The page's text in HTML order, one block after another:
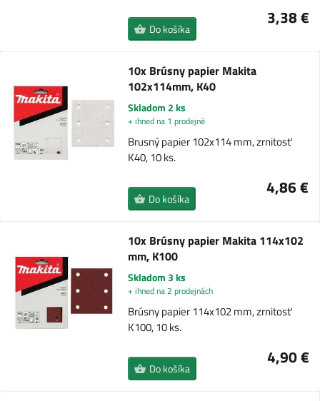
3,38 €
Do košíka
10x Brúsny papier Makita
102x114mm, K40
Skladom 2 ks
+ ihned na 1 prodejně
Brusný papier 102x114 mm, zrnitosť
K40, 10 ks.
4,86 €
Do košíka
10x Brúsny papier Makita 114x102
mm, K100
Skladom 3 ks
+ ihned na 2 prodejnách
Brúsny papier 114x102 mm, zrnitosť
K100, 10 ks.
4,90 €
Do košíka